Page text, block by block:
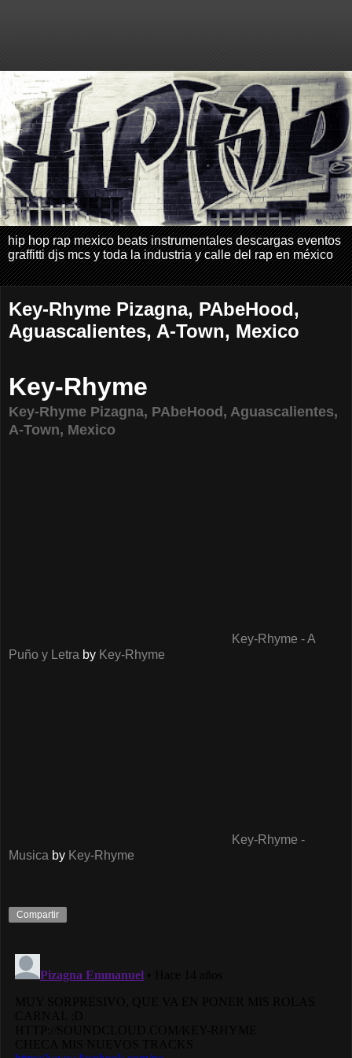
hip hop rap mexico beats instrumentales descargas eventos
graffitti djs mcs y toda la industria y calle del rap en méxico
Key-Rhyme Pizagna, PAbeHood,
Aguascalientes, A-Town, Mexico
Key-Rhyme
Key-Rhyme Pizagna, PAbeHood, Aguascalientes,
A-Town, Mexico
Key-Rhyme - A
Puño y Letra by Key-Rhyme
Key-Rhyme -
Musica by Key-Rhyme
Compartir